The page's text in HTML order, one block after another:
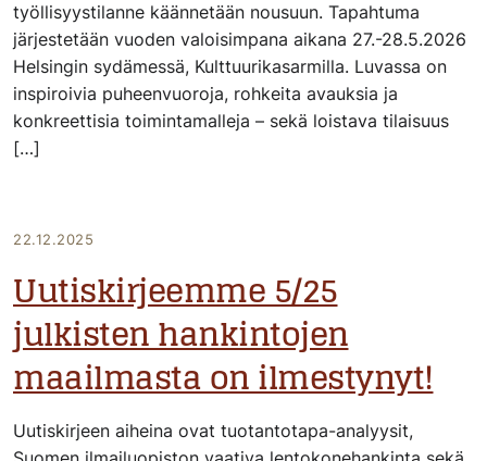
työllisyystilanne käännetään nousuun. Tapahtuma
järjestetään vuoden valoisimpana aikana 27.-28.5.2026
Helsingin sydämessä, Kulttuurikasarmilla. Luvassa on
inspiroivia puheenvuoroja, rohkeita avauksia ja
konkreettisia toimintamalleja – sekä loistava tilaisuus
[…]
22.12.2025
Uutiskirjeemme 5/25
julkisten hankintojen
maailmasta on ilmestynyt!
Uutiskirjeen aiheina ovat tuotantotapa-analyysit,